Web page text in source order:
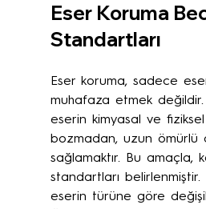
Eser Koruma
Standartları
Eser koruma, sadece
muhafaza etmek değildir.
eserin kimyasal ve fiziksel
bozmadan, uzun ömürlü
sağlamaktır. Bu amaçla,
standartları
eserin türüne göre